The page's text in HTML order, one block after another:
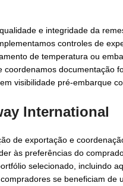
e integridade da
controles de
de temperatura ou
documentação
visibilidade pré-embarque
International
de exportação e
às preferências do
selecionado, incluindo
se beneficiam de